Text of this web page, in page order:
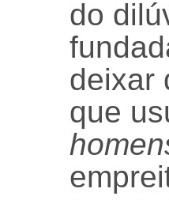
do
deixar
que